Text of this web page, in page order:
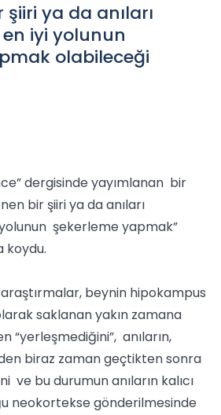
şiiri ya da anıları
iyi yolunun
olabileceği
dergisinde yayımlanan bir
bir şiiri ya da anıları
şekerleme yapmak”
koydu.
beynin hipokampus
saklanan yakın zamana
“yerleşmediğini”, anıların,
biraz zaman geçtikten sonra
ve bu durumun anıların kalıcı
neokortekse gönderilmesinde